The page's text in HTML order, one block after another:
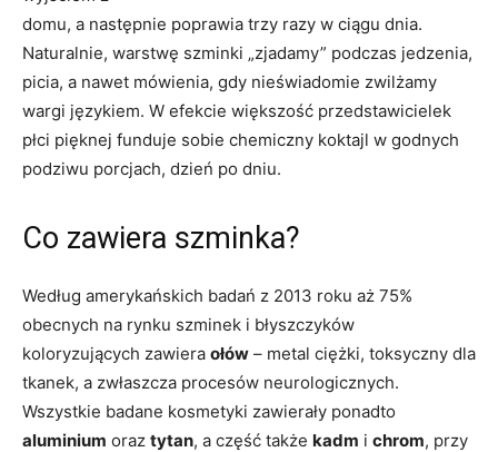
domu, a następnie poprawia trzy razy w ciągu dnia.
Naturalnie, warstwę szminki „zjadamy” podczas jedzenia,
picia, a nawet mówienia, gdy nieświadomie zwilżamy
wargi językiem. W efekcie większość przedstawicielek
płci pięknej funduje sobie chemiczny koktajl w godnych
podziwu porcjach, dzień po dniu.
Co zawiera szminka?
Według amerykańskich badań z 2013 roku aż 75%
obecnych na rynku szminek i błyszczyków
koloryzujących zawiera ołów – metal ciężki, toksyczny dla
tkanek, a zwłaszcza procesów neurologicznych.
Wszystkie badane kosmetyki zawierały ponadto
aluminium oraz tytan, a część także kadm i chrom, przy